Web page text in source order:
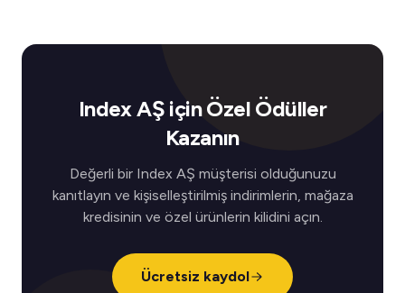
Index AŞ için Özel Ödüller
Kazanın
Değerli bir Index AŞ müşterisi olduğunuzu
kanıtlayın ve kişiselleştirilmiş indirimlerin, mağaza
kredisinin ve özel ürünlerin kilidini açın.
Ücretsiz kaydol